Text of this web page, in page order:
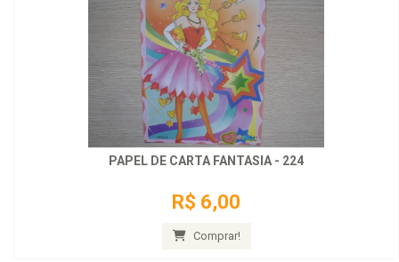
PAPEL DE CARTA FANTASIA - 224
R$ 6,00
Comprar!